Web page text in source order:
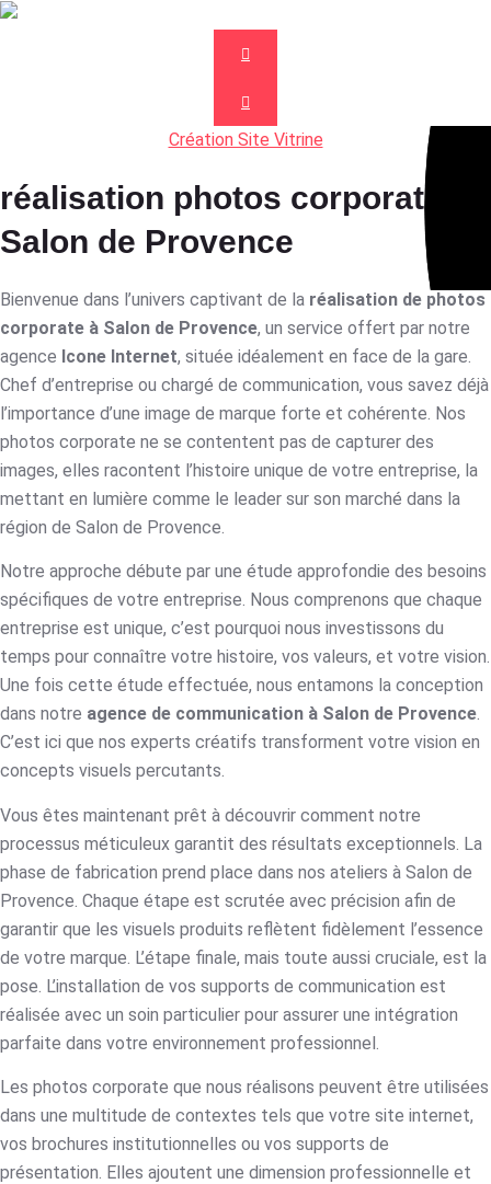
Création Site Vitrine
réalisation photos corporate
Salon de Provence
Bienvenue dans l’univers captivant de la réalisation de photos
corporate à Salon de Provence, un service offert par notre
agence Icone Internet, située idéalement en face de la gare.
Chef d’entreprise ou chargé de communication, vous savez déjà
l’importance d’une image de marque forte et cohérente. Nos
photos corporate ne se contentent pas de capturer des
images, elles racontent l’histoire unique de votre entreprise, la
mettant en lumière comme le leader sur son marché dans la
région de Salon de Provence.
Notre approche débute par une étude approfondie des besoins
spécifiques de votre entreprise. Nous comprenons que chaque
entreprise est unique, c’est pourquoi nous investissons du
temps pour connaître votre histoire, vos valeurs, et votre vision.
Une fois cette étude effectuée, nous entamons la conception
dans notre agence de communication à Salon de Provence.
C’est ici que nos experts créatifs transforment votre vision en
concepts visuels percutants.
Vous êtes maintenant prêt à découvrir comment notre
processus méticuleux garantit des résultats exceptionnels. La
phase de fabrication prend place dans nos ateliers à Salon de
Provence. Chaque étape est scrutée avec précision afin de
garantir que les visuels produits reflètent fidèlement l’essence
de votre marque. L’étape finale, mais toute aussi cruciale, est la
pose. L’installation de vos supports de communication est
réalisée avec un soin particulier pour assurer une intégration
parfaite dans votre environnement professionnel.
Les photos corporate que nous réalisons peuvent être utilisées
dans une multitude de contextes tels que votre site internet,
vos brochures institutionnelles ou vos supports de
présentation. Elles ajoutent une dimension professionnelle et